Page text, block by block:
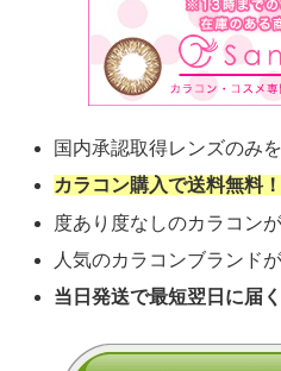
国内承認取得レンズのみ
カラコン購入で送料無料！
度あり度なしのカラコン
人気のカラコンブランド
当日発送で最短翌日に届